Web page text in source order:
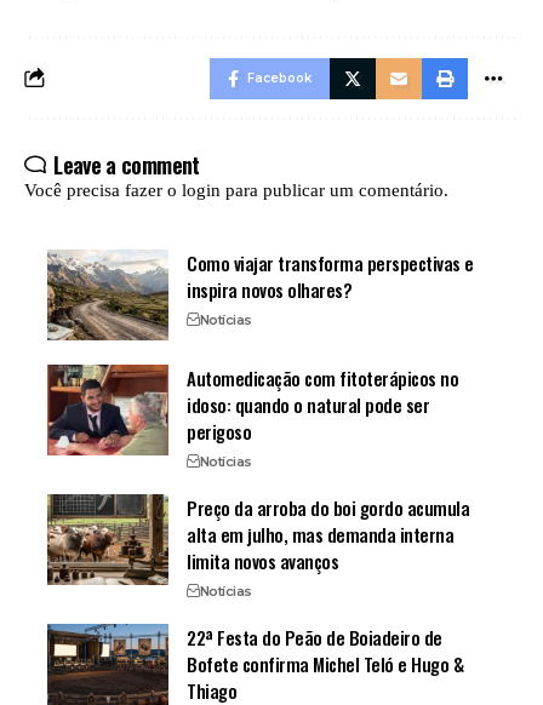
Facebook
Leave a comment
Você precisa fazer o login para publicar um comentário.
Como viajar transforma perspectivas e
inspira novos olhares?
Notícias
Automedicação com fitoterápicos no
idoso: quando o natural pode ser
perigoso
Notícias
Preço da arroba do boi gordo acumula
alta em julho, mas demanda interna
limita novos avanços
Notícias
22ª Festa do Peão de Boiadeiro de
Bofete confirma Michel Teló e Hugo &
Thiago